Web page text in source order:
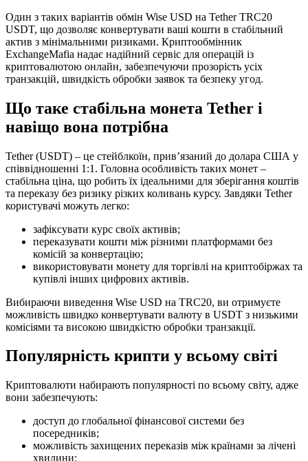
Один з таких варіантів обмін Wise USD на Tether TRC20
USDT, що дозволяє конвертувати ваші кошти в стабільний
актив з мінімальними ризиками. Криптообмінник
ExchangeMafia надає надійний сервіс для операцій із
криптовалютою онлайн, забезпечуючи прозорість усіх
транзакцій, швидкість обробки заявок та безпеку угод.
Що таке стабільна монета Tether і
навіщо вона потрібна
Tether (USDT) – це стейблкоїн, прив’язаний до долара США у
співвідношенні 1:1. Головна особливість таких монет –
стабільна ціна, що робить їх ідеальними для зберігання коштів
та переказу без ризику різких коливань курсу. Завдяки Tether
користувачі можуть легко:
зафіксувати курс своїх активів;
переказувати кошти між різними платформами без
комісій за конвертацію;
використовувати монету для торгівлі на криптобіржах та
купівлі інших цифрових активів.
Вибираючи виведення Wise USD на TRC20, ви отримуєте
можливість швидко конвертувати валюту в USDT з низькими
комісіями та високою швидкістю обробки транзакції.
Популярність крипти у всьому світі
Криптовалюти набирають популярності по всьому світу, адже
вони забезпечують:
доступ до глобальної фінансової системи без
посередників;
можливість захищених переказів між країнами за лічені
хвилини;